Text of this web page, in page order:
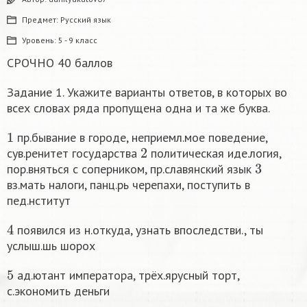
Предмет: Русский язык
Уровень: 5 - 9 класс
СРОЧНО 40 баллов
Задание 1. Укажите варианты ответов, в которых во
всех словах ряда пропущена одна и та же буква.
1
пр.бывание в городе, неприемл.мое поведение,
сув.ренитет государства
2
политическая иде.логия,
пор.вняться с соперником, пр.славянский язык
3
вз.мать налоги, панц.рь черепахи, поступить в
пед.нститут
4
появился из н.откуда, узнать впоследстви., ты
услыш.шь шорох
5
ад.ютант императора, трёх.ярусный торт,
с.экономить деньги